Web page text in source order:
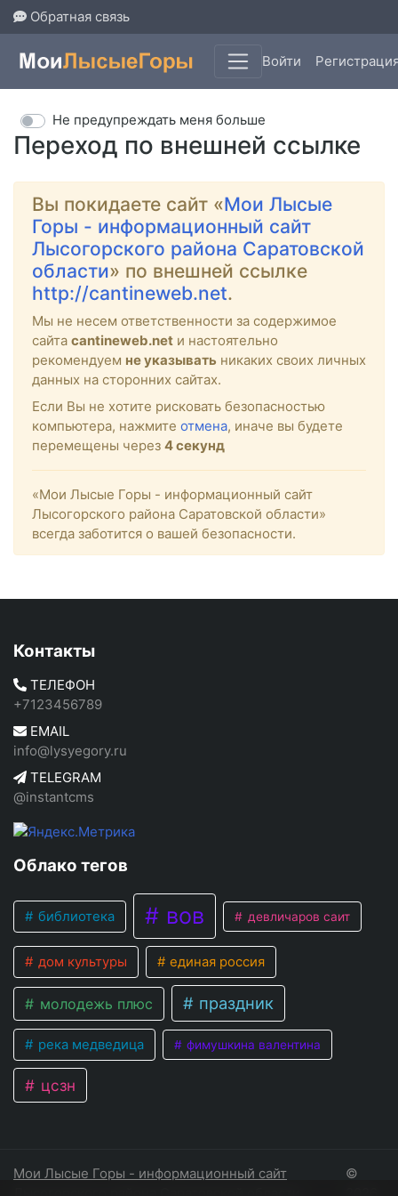
Обратная связь
Войти
Переход по внешней ссылке
Не предупреждать меня больше
Вы покидаете сайт «Мои Лысые
Горы - информационный сайт
Лысогорского района Саратовской
области» по внешней ссылке
http://cantineweb.net.
Мы не несем ответственности за содержимое
сайта cantineweb.net и настоятельно
рекомендуем не указывать никаких своих личных
данных на сторонних сайтах.
Если Вы не хотите рисковать безопасностью
компьютера, нажмите отмена, иначе вы будете
перемещены через 4секунд
«Мои Лысые Горы - информационный сайт
Лысогорского района Саратовской области»
всегда заботится о вашей безопасности.
Контакты
ТЕЛЕФОН
+7123456789
EMAIL
info@lysyegory.ru
TELEGRAM
@instantcms
Облако тегов
библиотека вов девличаров саит
дом культуры единая россия
молодежь плюс праздник
река медведица фимушкина валентина
цсзн
Мои Лысые Горы - информационный сайт
©